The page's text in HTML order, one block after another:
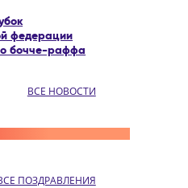
федерации
бочче-раффа
ВСЕ НОВОСТИ
ПОЗДРАВЛЕНИЯ